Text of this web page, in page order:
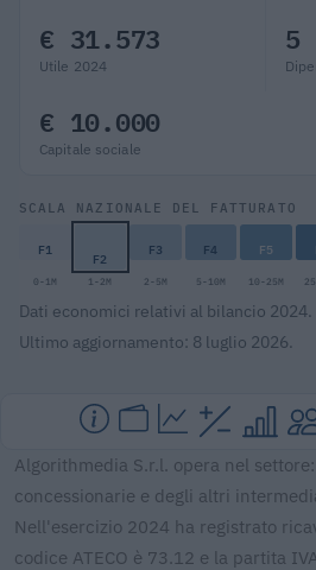
€ 31.573
Utile 2024
5
€ 10.000
Capitale sociale
SCALA NAZIONALE DEL FATTURATO
F1 F2 F3 F4 F5
0-1M 1-2M 2-5M 5-10M 10-25M
Dati economici relativi al bilancio
Ultimo aggiornamento: 8 luglio 2026.
Algorithmedia S.r.l. opera nel
concessionarie e degli altri
Nell'esercizio 2024 ha registrato
codice ATECO è 73.12 e la partita